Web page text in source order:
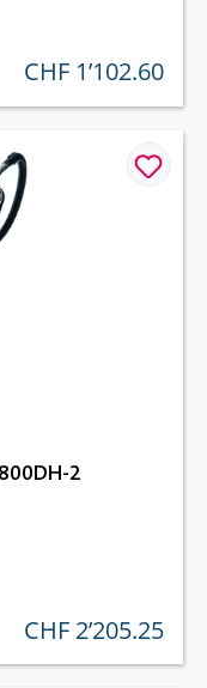
regulärer preis:
CHF 1’102.60
2
regulärer preis:
CHF 2’205.25